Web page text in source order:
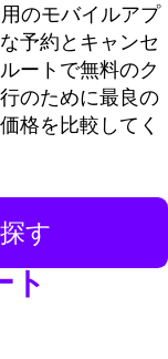
のモバイルアプ
予約とキャンセ
ートで無料のク
のために最良の
格を比較してく
す
ト